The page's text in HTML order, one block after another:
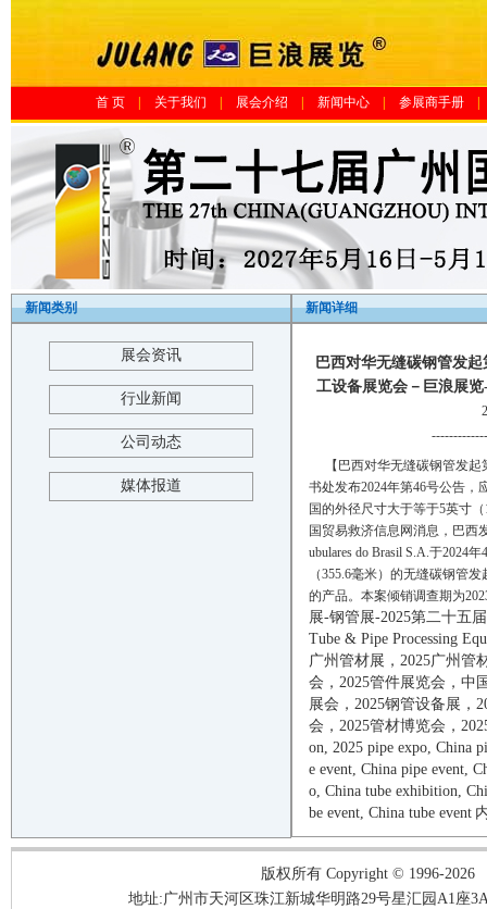
首 页 关于我们 展会介绍 新闻中心 参展商手册|
新闻类别
展会资讯
行业新闻
公司动态
媒体报道
新闻详细
巴西对华无缝碳钢管发
工设备展览会－巨浪展
【巴西对华无缝碳钢管发
书处发布2024年第46号公告，
国的外径尺寸大于等于5英寸
国贸易救济信息网消息，巴西
ubulares do Brasil S.A.于2024
（355.6毫米）的无缝碳钢管
的产品。本案倾销调查期为
展-钢管展-2025第二十五届
Tube & Pipe Processing
广州管材展， 2025广州管
会， 2025管件展览会，中
展会， 2025钢管设备展，
会， 2025管材博览会，
on, 2025 pipe expo, China
e event, China pipe event,
o, China tube exhibition,
be event, China tube event
版权所有 Copyright © 1996-2026
地址:广州市天河区珠江新城华明路29号星汇园A1座